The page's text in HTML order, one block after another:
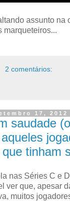
assunto na
marqueteiros...
2 comentários:
17, 2012
saudade
tinham
nas Séries C e
ver que, apesar
muitos